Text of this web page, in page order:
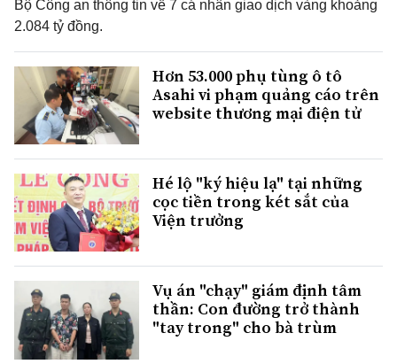
Bộ Công an thông tin về 7 cá nhân giao dịch vàng khoảng
2.084 tỷ đồng.
Hơn 53.000 phụ tùng ô tô
Asahi vi phạm quảng cáo trên
website thương mại điện tử
Hé lộ "ký hiệu lạ" tại những
cọc tiền trong két sắt của
Viện trưởng
Vụ án "chạy" giám định tâm
thần: Con đường trở thành
"tay trong" cho bà trùm